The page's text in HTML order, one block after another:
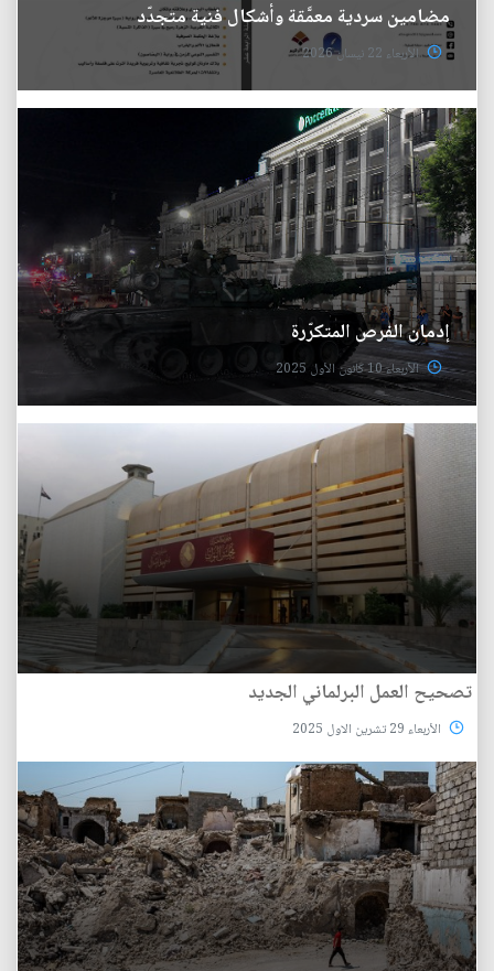
مضامين سردية معمَّقة وأشكال فنية متجدّد
الأربعاء 22 نيسان 2026
إدمان الفرص المتكرّرة
الأربعاء 10 كانون الأول 2025
تصحيح العمل البرلماني الجديد
الأربعاء 29 تشرين الاول 2025